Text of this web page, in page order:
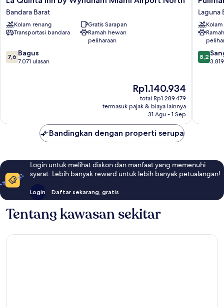
Quinta
Inn
by
Wyndham
Airport
North
Bandara Barat
Kolam renang
Gratis Sarapan
Transportasi bandara
Ramah hewan
peliharaan
7.6
dari
7,6 Bagus
7.071 ulasan
Harga
sekarang
Rp1.140.934
Rp1.140.934
total Rp1.289.479
termasuk pajak & biaya lainnya
31 Agu - 1 Sep
Miami
Airport
Laguna
Biru
Laguna
8.2
dari
8,2
Bandingkan dengan properti serupa
Login untuk melihat diskon dan manfaat yang memenuhi
syarat. Lebih banyak reward untuk lebih banyak petualangan!
Login Daftar sekarang, gratis
Tentang kawasan sekitar